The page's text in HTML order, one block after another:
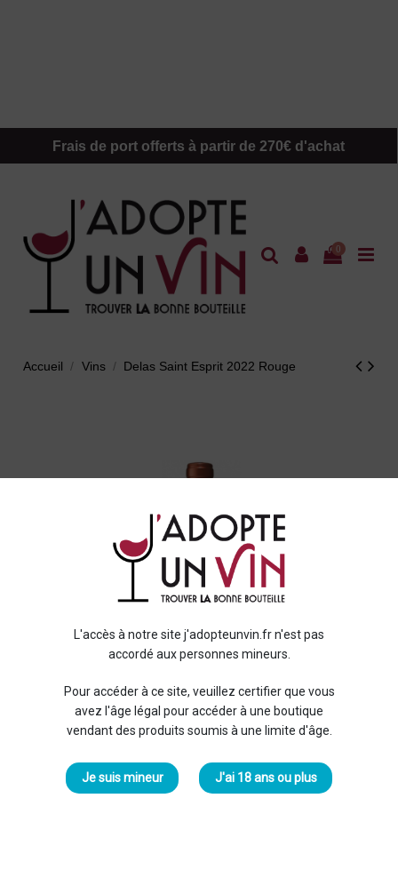
L'accès à notre site j'adopteunvin.fr n'est pas
accordé aux personnes mineurs.
Pour accéder à ce site, veuillez certifier que vous
avez l'âge légal pour accéder à une boutique
vendant des produits soumis à une limite d'âge.
Je suis mineur J'ai 18 ans ou plus
Frais de port offerts à partir de 270€ d'achat
0
Accueil Vins Delas Saint Esprit 2022 Rouge